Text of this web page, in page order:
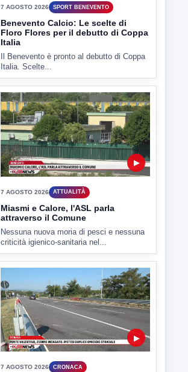
ULTIMI VIDEO
TUTTI I VIDEO
▶
7 AGOSTO 2026 SPORT BENEVENTO
Benevento Calcio: Le scelte di
Floro Flores per il debutto di Coppa
Italia
Il Benevento è pronto al debutto di Coppa
▶
7 AGOSTO 2026 ATTUALITÀ
Miasmi e Calore, l'ASL parla
attraverso il Comune
Nessuna nuova moria di pesci e nessuna